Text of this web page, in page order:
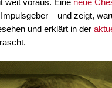
– und zeigt,
und erklärt in der